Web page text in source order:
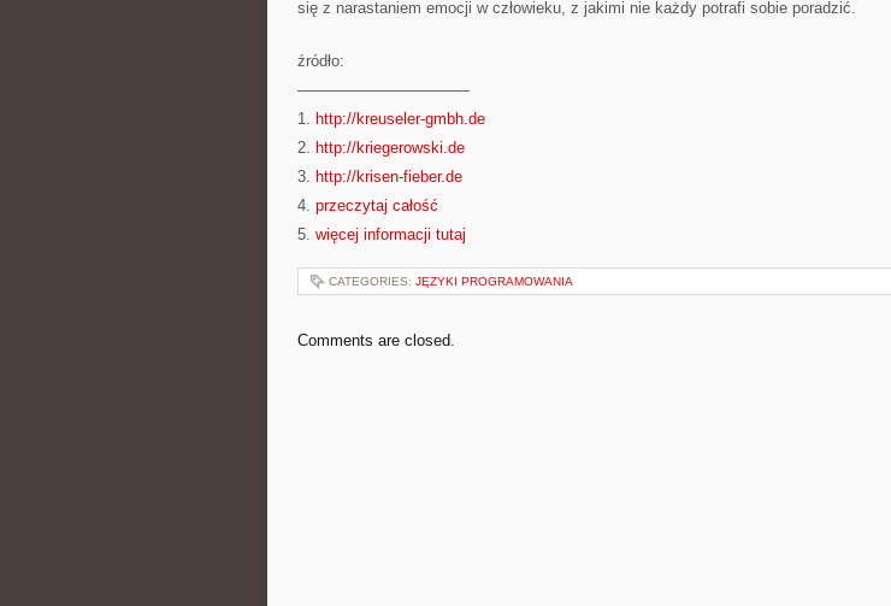
się z narastaniem emocji w człowieku, z jakimi nie każdy potrafi sobie poradzić.
źródło:
———————————
1. http://kreuseler-gmbh.de
2. http://kriegerowski.de
3. http://krisen-fieber.de
4. przeczytaj całość
5. więcej informacji tutaj
CATEGORIES: JĘZYKI PROGRAMOWANIA
Comments are closed.